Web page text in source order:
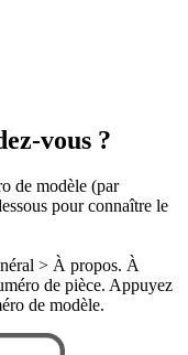
vous ?
de modèle (par
pour connaître le
> À propos. À
de pièce. Appuyez
de modèle.